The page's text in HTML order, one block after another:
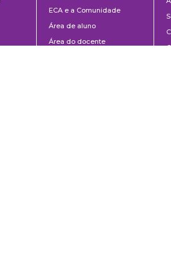
ECA e a Comunidade
Área de aluno
Área do docente